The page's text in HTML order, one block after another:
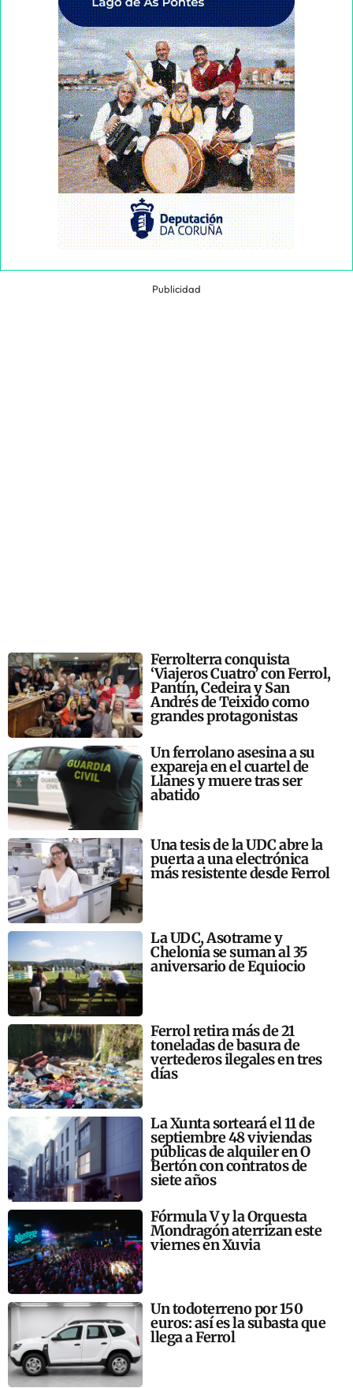
Publicidad
Ferrolterra conquista
‘Viajeros Cuatro’ con Ferrol,
Pantín, Cedeira y San
Andrés de Teixido como
grandes protagonistas
Un ferrolano asesina a su
expareja en el cuartel de
Llanes y muere tras ser
abatido
Una tesis de la UDC abre la
puerta a una electrónica
más resistente desde Ferrol
La UDC, Asotrame y
Chelonia se suman al 35
aniversario de Equiocio
Ferrol retira más de 21
toneladas de basura de
vertederos ilegales en tres
días
La Xunta sorteará el 11 de
septiembre 48 viviendas
públicas de alquiler en O
Bertón con contratos de
siete años
Fórmula V y la Orquesta
Mondragón aterrizan este
viernes en Xuvia
Un todoterreno por 150
euros: así es la subasta que
llega a Ferrol